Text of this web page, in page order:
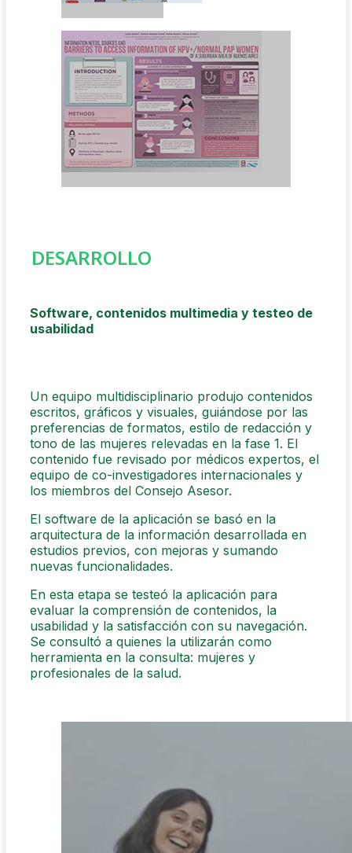
DESARROLLO
Software, contenidos multimedia y testeo de
usabilidad
Un equipo multidisciplinario produjo contenidos
escritos, gráficos y visuales, guiándose por las
preferencias de formatos, estilo de redacción y
tono de las mujeres relevadas en la fase 1. El
contenido fue revisado por médicos expertos, el
equipo de co-investigadores internacionales y
los miembros del Consejo Asesor.
El software de la aplicación se basó en la
arquitectura de la información desarrollada en
estudios previos, con mejoras y sumando
nuevas funcionalidades.
En esta etapa se testeó la aplicación para
evaluar la comprensión de contenidos, la
usabilidad y la satisfacción con su navegación.
Se consultó a quienes la utilizarán como
herramienta en la consulta: mujeres y
profesionales de la salud.